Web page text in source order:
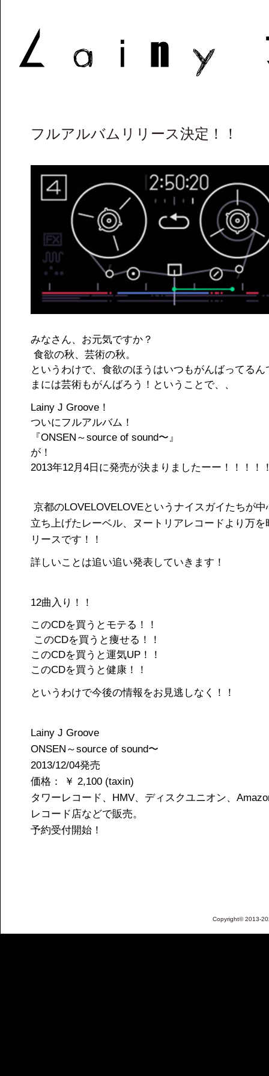
フルアルバムリリース決定！！
みなさん、お元気ですか？
食欲の秋、芸術の秋。
というわけで、食欲のほうはいつもがんばってるん
まには芸術もがんばろう！ということで、、
Lainy J Groove！
ついにフルアルバム！
『ONSEN～source of sound〜』
が！
2013年12月4日に発売が決まりましたーー！！！！
京都のLOVELOVELOVEというナイスガイたちが
立ち上げたレーベル、ヌートリアレコードより万を
リースです！！
詳しいことは追い追い発表していきます！
12曲入り！！
このCDを買うとモテる！！
このCDを買うと痩せる！！
このCDを買うと運気UP！！
このCDを買うと健康！！
というわけで今後の情報をお見逃しなく！！
Lainy J Groove
ONSEN～source of sound〜
2013/12/04発売
価格： ￥ 2,100 (taxin)
タワーレコード、HMV、ディスクユニオン、
レコード店などで販売。
予約受付開始！
Copyright© 2013-